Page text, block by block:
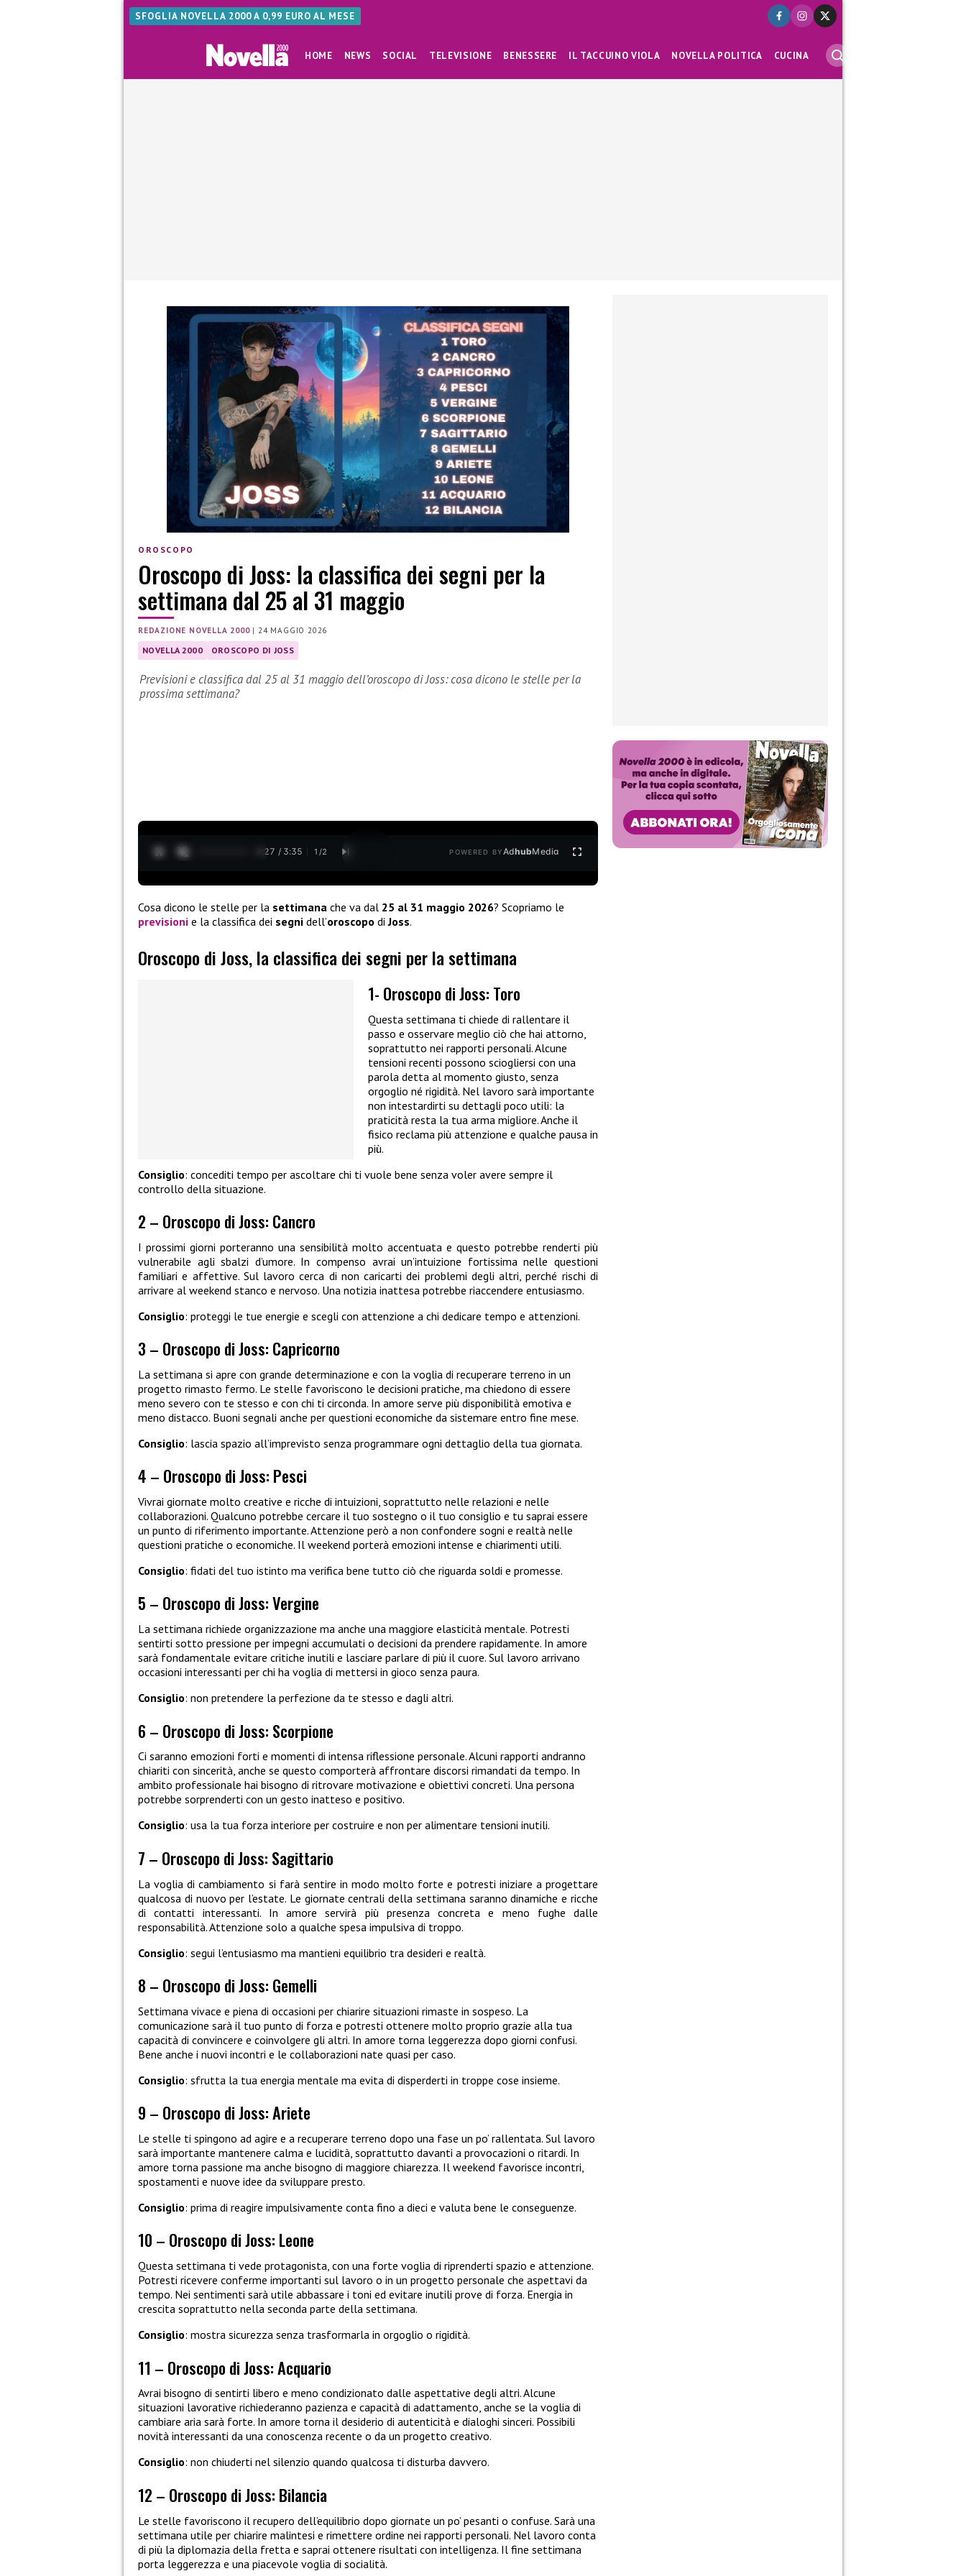
SFOGLIA NOVELLA 2000 A 0,99 EURO AL MESE
HOME NEWS SOCIAL TELEVISIONE BENESSERE IL TACCUINO VIOLA NOVELLA POLITICA CUCINA
OROSCOPO
Oroscopo di Joss: la classifica dei segni per la
settimana dal 25 al 31 maggio
REDAZIONE NOVELLA 2000|24 MAGGIO 2026
NOVELLA 2000 OROSCOPO DI JOSS
Previsioni e classifica dal 25 al 31 maggio dell’oroscopo di Joss: cosa dicono le stelle per la
prossima settimana?
0:28 / 3:35 1 /2 POWERED BYAdhubMedia
Cosa dicono le stelle per la settimana che va dal 25 al 31 maggio 2026? Scopriamo le
previsioni e la classifica dei segni dell’oroscopo diJoss.
Oroscopo di Joss, la classifica dei segni per la settimana
1- Oroscopo di Joss: Toro
Questa settimana ti chiede di rallentare il
passo e osservare meglio ciò che hai attorno,
soprattutto nei rapporti personali. Alcune
tensioni recenti possono sciogliersi con una
parola detta al momento giusto, senza
orgoglio né rigidità. Nel lavoro sarà importante
non intestardirti su dettagli poco utili: la
praticità resta la tua arma migliore. Anche il
fisico reclama più attenzione e qualche pausa in
più.
Consiglio: concediti tempo per ascoltare chi ti vuole bene senza voler avere sempre il
controllo della situazione.
2 – Oroscopo di Joss: Cancro
I prossimi giorni porteranno una sensibilità molto accentuata e questo potrebbe renderti più
vulnerabile agli sbalzi d’umore. In compenso avrai un’intuizione fortissima nelle questioni
familiari e affettive. Sul lavoro cerca di non caricarti dei problemi degli altri, perché rischi di
arrivare al weekend stanco e nervoso. Una notizia inattesa potrebbe riaccendere entusiasmo.
Consiglio: proteggi le tue energie e scegli con attenzione a chi dedicare tempo e attenzioni.
3 – Oroscopo di Joss: Capricorno
La settimana si apre con grande determinazione e con la voglia di recuperare terreno in un
progetto rimasto fermo. Le stelle favoriscono le decisioni pratiche, ma chiedono di essere
meno severo con te stesso e con chi ti circonda. In amore serve più disponibilità emotiva e
meno distacco. Buoni segnali anche per questioni economiche da sistemare entro fine mese.
Consiglio: lascia spazio all’imprevisto senza programmare ogni dettaglio della tua giornata.
4 – Oroscopo di Joss: Pesci
Vivrai giornate molto creative e ricche di intuizioni, soprattutto nelle relazioni e nelle
collaborazioni. Qualcuno potrebbe cercare il tuo sostegno o il tuo consiglio e tu saprai essere
un punto di riferimento importante. Attenzione però a non confondere sogni e realtà nelle
questioni pratiche o economiche. Il weekend porterà emozioni intense e chiarimenti utili.
Consiglio: fidati del tuo istinto ma verifica bene tutto ciò che riguarda soldi e promesse.
5 – Oroscopo di Joss: Vergine
La settimana richiede organizzazione ma anche una maggiore elasticità mentale. Potresti
sentirti sotto pressione per impegni accumulati o decisioni da prendere rapidamente. In amore
sarà fondamentale evitare critiche inutili e lasciare parlare di più il cuore. Sul lavoro arrivano
occasioni interessanti per chi ha voglia di mettersi in gioco senza paura.
Consiglio: non pretendere la perfezione da te stesso e dagli altri.
6 – Oroscopo di Joss: Scorpione
Ci saranno emozioni forti e momenti di intensa riflessione personale. Alcuni rapporti andranno
chiariti con sincerità, anche se questo comporterà affrontare discorsi rimandati da tempo. In
ambito professionale hai bisogno di ritrovare motivazione e obiettivi concreti. Una persona
potrebbe sorprenderti con un gesto inatteso e positivo.
Consiglio: usa la tua forza interiore per costruire e non per alimentare tensioni inutili.
7 – Oroscopo di Joss: Sagittario
La voglia di cambiamento si farà sentire in modo molto forte e potresti iniziare a progettare
qualcosa di nuovo per l’estate. Le giornate centrali della settimana saranno dinamiche e ricche
di contatti interessanti. In amore servirà più presenza concreta e meno fughe dalle
responsabilità. Attenzione solo a qualche spesa impulsiva di troppo.
Consiglio: segui l’entusiasmo ma mantieni equilibrio tra desideri e realtà.
8 – Oroscopo di Joss: Gemelli
Settimana vivace e piena di occasioni per chiarire situazioni rimaste in sospeso. La
comunicazione sarà il tuo punto di forza e potresti ottenere molto proprio grazie alla tua
capacità di convincere e coinvolgere gli altri. In amore torna leggerezza dopo giorni confusi.
Bene anche i nuovi incontri e le collaborazioni nate quasi per caso.
Consiglio: sfrutta la tua energia mentale ma evita di disperderti in troppe cose insieme.
9 – Oroscopo di Joss: Ariete
Le stelle ti spingono ad agire e a recuperare terreno dopo una fase un po’ rallentata. Sul lavoro
sarà importante mantenere calma e lucidità, soprattutto davanti a provocazioni o ritardi. In
amore torna passione ma anche bisogno di maggiore chiarezza. Il weekend favorisce incontri,
spostamenti e nuove idee da sviluppare presto.
Consiglio: prima di reagire impulsivamente conta fino a dieci e valuta bene le conseguenze.
10 – Oroscopo di Joss: Leone
Questa settimana ti vede protagonista, con una forte voglia di riprenderti spazio e attenzione.
Potresti ricevere conferme importanti sul lavoro o in un progetto personale che aspettavi da
tempo. Nei sentimenti sarà utile abbassare i toni ed evitare inutili prove di forza. Energia in
crescita soprattutto nella seconda parte della settimana.
Consiglio: mostra sicurezza senza trasformarla in orgoglio o rigidità.
11 – Oroscopo di Joss: Acquario
Avrai bisogno di sentirti libero e meno condizionato dalle aspettative degli altri. Alcune
situazioni lavorative richiederanno pazienza e capacità di adattamento, anche se la voglia di
cambiare aria sarà forte. In amore torna il desiderio di autenticità e dialoghi sinceri. Possibili
novità interessanti da una conoscenza recente o da un progetto creativo.
Consiglio: non chiuderti nel silenzio quando qualcosa ti disturba davvero.
12 – Oroscopo di Joss: Bilancia
Le stelle favoriscono il recupero dell’equilibrio dopo giornate un po’ pesanti o confuse. Sarà una
settimana utile per chiarire malintesi e rimettere ordine nei rapporti personali. Nel lavoro conta
di più la diplomazia della fretta e saprai ottenere risultati con intelligenza. Il fine settimana
porta leggerezza e una piacevole voglia di socialità.